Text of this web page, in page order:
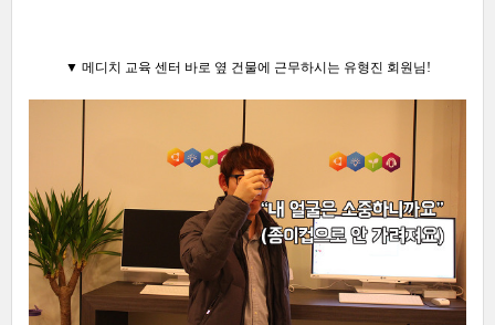
▼ 메디치 교육 센터 바로 옆 건물에 근무하시는 유형진 회원님!